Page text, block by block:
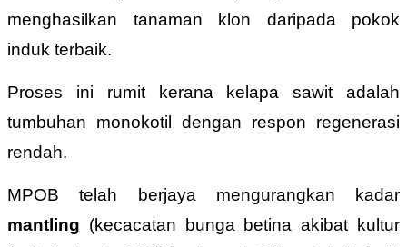
menghasilkan tanaman klon daripada pokok
induk terbaik.
Proses ini rumit kerana kelapa sawit adalah
tumbuhan monokotil dengan respon regenerasi
rendah.
MPOB telah berjaya mengurangkan kadar
mantling (kecacatan bunga betina akibat kultur